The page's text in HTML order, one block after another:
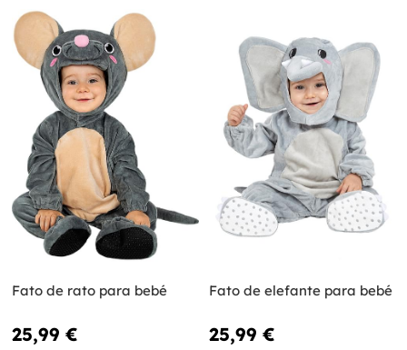
Fato de rato para bebé
25,99 €
Fato de elefante para bebé
25,99 €